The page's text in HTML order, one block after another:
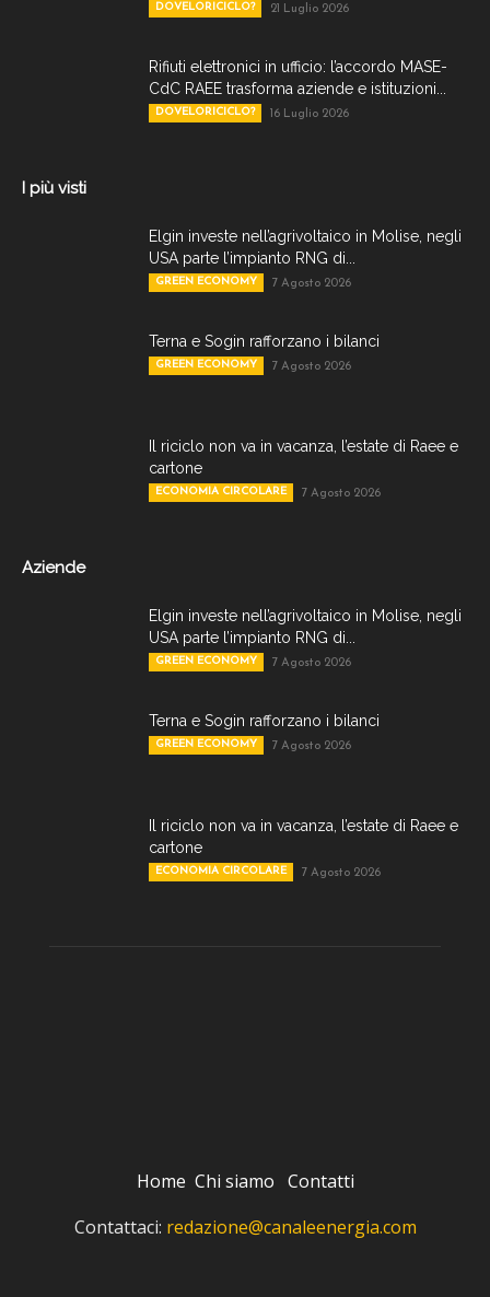
DOVELORICICLO? 21 Luglio 2026
Rifiuti elettronici in ufficio: l’accordo MASE-
CdC RAEE trasforma aziende e istituzioni...
DOVELORICICLO? 16 Luglio 2026
I più visti
Elgin investe nell’agrivoltaico in Molise, negli
USA parte l’impianto RNG di...
GREEN ECONOMY 7 Agosto 2026
Terna e Sogin rafforzano i bilanci
GREEN ECONOMY 7 Agosto 2026
Il riciclo non va in vacanza, l’estate di Raee e
cartone
ECONOMIA CIRCOLARE 7 Agosto 2026
Aziende
Elgin investe nell’agrivoltaico in Molise, negli
USA parte l’impianto RNG di...
GREEN ECONOMY 7 Agosto 2026
Terna e Sogin rafforzano i bilanci
GREEN ECONOMY 7 Agosto 2026
Il riciclo non va in vacanza, l’estate di Raee e
cartone
ECONOMIA CIRCOLARE 7 Agosto 2026
Home Chi siamo Contatti
Contattaci: redazione@canaleenergia.com